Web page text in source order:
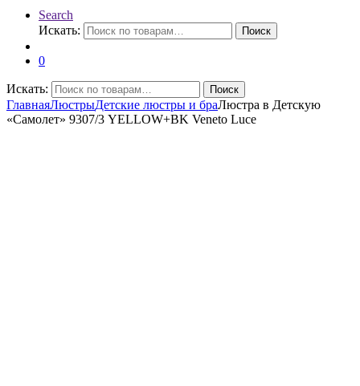
Search
Искать:
Поиск
0
Искать: Поиск
ГлавнаяЛюстрыДетские люстры и браЛюстра в Детскую
«Самолет» 9307/3 YELLOW+BK Veneto Luce